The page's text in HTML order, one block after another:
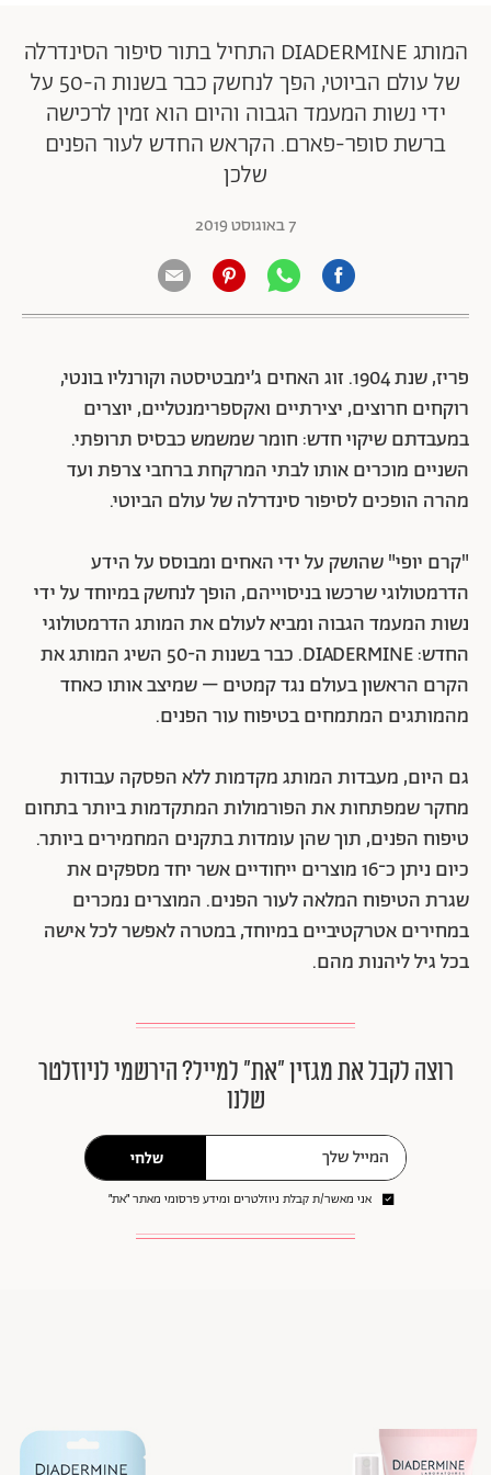
המותג DIADERMINE התחיל בתור סיפור הסינדרלה
של עולם הביוטי, הפך לנחשק כבר בשנות ה-50 על
ידי נשות המעמד הגבוה והיום הוא זמין לרכישה
ברשת סופר-פארם. הקראש החדש לעור הפנים
שלכן
7 באוגוסט 2019
פריז, שנת 1904. זוג האחים ג׳ימבטיסטה וקורנליו בונטי,
רוקחים חרוצים, יצירתיים ואקספרימנטליים, יוצרים
במעבדתם שיקוי חדש: חומר שמשמש כבסיס תרופתי.
השניים מוכרים אותו לבתי המרקחת ברחבי צרפת ועד
מהרה הופכים לסיפור סינדרלה של עולם הביוטי.
"קרם יופי" שהושק על ידי האחים ומבוסס על הידע
הדרמטולוגי שרכשו בניסוייהם, הופך לנחשק במיוחד על ידי
נשות המעמד הגבוה ומביא לעולם את המותג הדרמטולוגי
החדש: DIADERMINE. כבר בשנות ה-50 השיג המותג את
הקרם הראשון בעולם נגד קמטים – שמיצב אותו כאחד
מהמותגים המתמחים בטיפוח עור הפנים.
גם היום, מעבדות המותג מקדמות ללא הפסקה עבודות
מחקר שמפתחות את הפורמולות המתקדמות ביותר בתחום
טיפוח הפנים, תוך שהן עומדות בתקנים המחמירים ביותר.
כיום ניתן כ־16 מוצרים ייחודיים אשר יחד מספקים את
שגרת הטיפוח המלאה לעור הפנים. המוצרים נמכרים
במחירים אטרקטיביים במיוחד, במטרה לאפשר לכל אישה
בכל גיל ליהנות מהם.
רוצה לקבל את מגזין ״את״ למייל? הירשמי לניוזלטר
שלנו
שלחי
אני מאשר/ת קבלת ניוזלטרים ומידע פרסומי מאתר ״את״